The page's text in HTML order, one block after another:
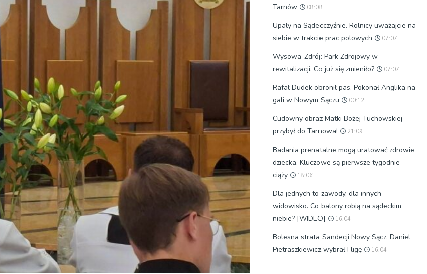
Tarnów
08:08
Upały na Sądecczyźnie. Rolnicy uważajcie na
siebie w trakcie prac polowych
07:07
Wysowa-Zdrój: Park Zdrojowy w
rewitalizacji. Co już się zmieniło?
07:07
Rafał Dudek obronił pas. Pokonał Anglika na
gali w Nowym Sączu
00:12
Cudowny obraz Matki Bożej Tuchowskiej
przybył do Tarnowa!
21:09
Badania prenatalne mogą uratować zdrowie
dziecka. Kluczowe są pierwsze tygodnie
ciąży
18:06
Dla jednych to zawody, dla innych
widowisko. Co balony robią na sądeckim
niebie? [WIDEO]
16:04
Bolesna strata Sandecji Nowy Sącz. Daniel
Pietraszkiewicz wybrał I ligę
16:04